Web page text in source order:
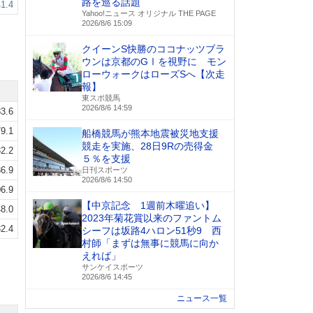
Yahoo!ニュース オリジナル THE PAGE
2026/8/6 15:09
クイーンS快勝のココナッツブラ
ウンは京都のGⅠを視野に モン
ローウォークはローズSへ【次走
報】
東スポ競馬
2026/8/6 14:59
船橋競馬が熊本地震被災地支援
競走を実施、28日9Rの売得金
５％を支援
日刊スポーツ
2026/8/6 14:50
【中京記念 1週前木曜追い】
2023年菊花賞以来のファントム
シーフは坂路4ハロン51秒9 西
村師「まずは無事に競馬に向か
えれば」
サンケイスポーツ
2026/8/6 14:45
ニュース一覧